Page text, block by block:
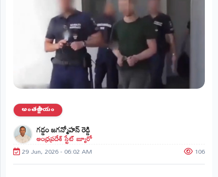
తెలంగాణ
విభాగాలు
(MAIN)
అంతర్జాతీయం
గడ్డం జగన్మోహన్ రెడ్డి
ఆంధ్రప్రదేశ్ స్టేట్ బ్యూరో
29 Jun, 2026 - 06:02 AM 106